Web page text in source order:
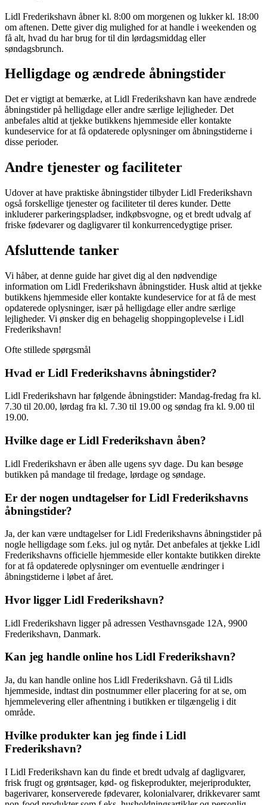
Lidl Frederikshavn åbner kl. 8:00 om morgenen og lukker kl. 18:00
om aftenen. Dette giver dig mulighed for at handle i weekenden og
få alt, hvad du har brug for til din lørdagsmiddag eller
søndagsbrunch.
Helligdage og ændrede åbningstider
Det er vigtigt at bemærke, at Lidl Frederikshavn kan have ændrede
åbningstider på helligdage eller andre særlige lejligheder. Det
anbefales altid at tjekke butikkens hjemmeside eller kontakte
kundeservice for at få opdaterede oplysninger om åbningstiderne i
disse perioder.
Andre tjenester og faciliteter
Udover at have praktiske åbningstider tilbyder Lidl Frederikshavn
også forskellige tjenester og faciliteter til deres kunder. Dette
inkluderer parkeringspladser, indkøbsvogne, og et bredt udvalg af
friske fødevarer og dagligvarer til konkurrencedygtige priser.
Afsluttende tanker
Vi håber, at denne guide har givet dig al den nødvendige
information om Lidl Frederikshavn åbningstider. Husk altid at tjekke
butikkens hjemmeside eller kontakte kundeservice for at få de mest
opdaterede oplysninger, især på helligdage eller andre særlige
lejligheder. Vi ønsker dig en behagelig shoppingoplevelse i Lidl
Frederikshavn!
Ofte stillede spørgsmål
Hvad er Lidl Frederikshavns åbningstider?
Lidl Frederikshavn har følgende åbningstider: Mandag-fredag fra kl.
7.30 til 20.00, lørdag fra kl. 7.30 til 19.00 og søndag fra kl. 9.00 til
19.00.
Hvilke dage er Lidl Frederikshavn åben?
Lidl Frederikshavn er åben alle ugens syv dage. Du kan besøge
butikken på mandage til fredage, lørdage og søndage.
Er der nogen undtagelser for Lidl Frederikshavns
åbningstider?
Ja, der kan være undtagelser for Lidl Frederikshavns åbningstider på
nogle helligdage som f.eks. jul og nytår. Det anbefales at tjekke Lidl
Frederikshavns officielle hjemmeside eller kontakte butikken direkte
for at få opdaterede oplysninger om eventuelle ændringer i
åbningstiderne i løbet af året.
Hvor ligger Lidl Frederikshavn?
Lidl Frederikshavn ligger på adressen Vesthavnsgade 12A, 9900
Frederikshavn, Danmark.
Kan jeg handle online hos Lidl Frederikshavn?
Ja, du kan handle online hos Lidl Frederikshavn. Gå til Lidls
hjemmeside, indtast din postnummer eller placering for at se, om
hjemmelevering eller afhentning i butikken er tilgængelig i dit
område.
Hvilke produkter kan jeg finde i Lidl
Frederikshavn?
I Lidl Frederikshavn kan du finde et bredt udvalg af dagligvarer,
frisk frugt og grøntsager, kød- og fiskeprodukter, mejeriprodukter,
bagerivarer, konserverede fødevarer, kolonialvarer, drikkevarer samt